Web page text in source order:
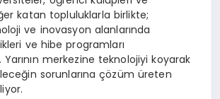
katan topluluklarla birlikte;
ve inovasyon alanlarında
ve hibe programları
merkezine teknolojiyi koyarak
sorunlarına çözüm üreten